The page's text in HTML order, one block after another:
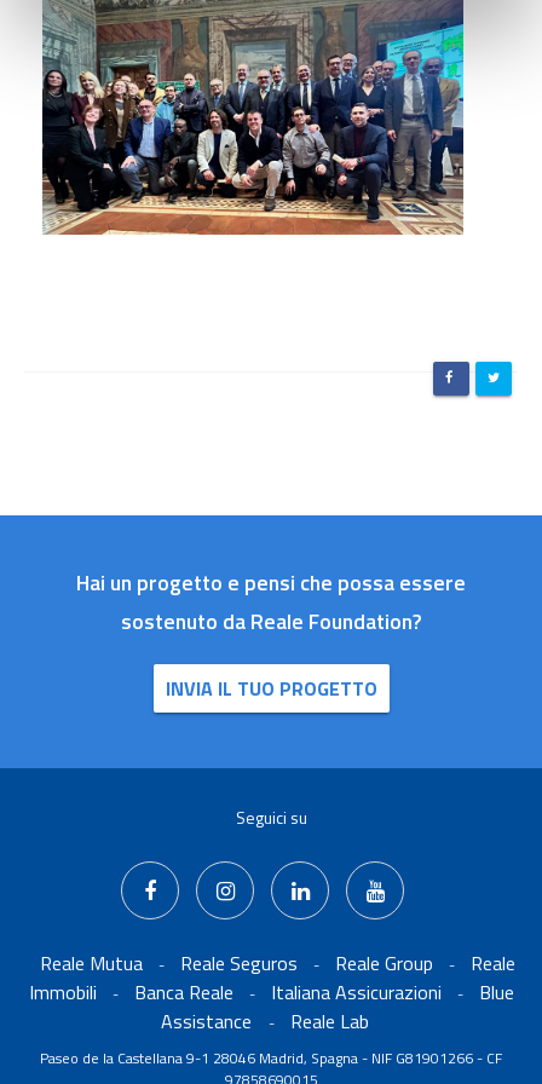
Hai un progetto e pensi che possa essere
sostenuto da Reale Foundation?
INVIA IL TUO PROGETTO
Seguici su
Reale Mutua - Reale Seguros - Reale Group -
Reale
Immobili
- Banca Reale - Italiana Assicurazioni -
Blue
Assistance
- Reale Lab
Paseo de la Castellana 9-1 28046 Madrid, Spagna - NIF G81901266 - CF
97858690015